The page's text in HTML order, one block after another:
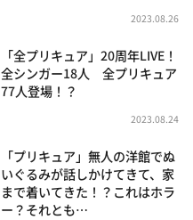
2023.08.26
「全プリキュア」20周年LIVE！
全シンガー18人 全プリキュア
77人登場！？
2023.08.24
「プリキュア」無人の洋館でぬ
いぐるみが話しかけてきて、家
まで着いてきた！？これはホラ
ー？それとも…